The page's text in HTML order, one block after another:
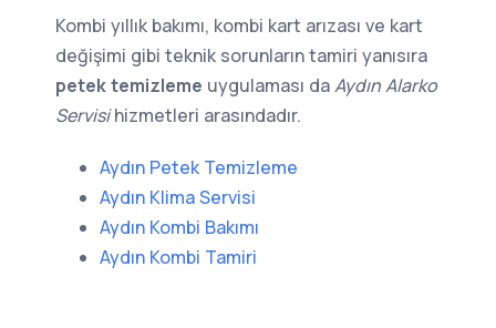
Kombi yıllık bakımı, kombi kart arızası ve kart
değişimi gibi teknik sorunların tamiri yanısıra
petek temizleme uygulaması daAydın Alarko
Servisihizmetleri arasındadır.
Aydın Petek Temizleme
Aydın Klima Servisi
Aydın Kombi Bakımı
Aydın Kombi Tamiri